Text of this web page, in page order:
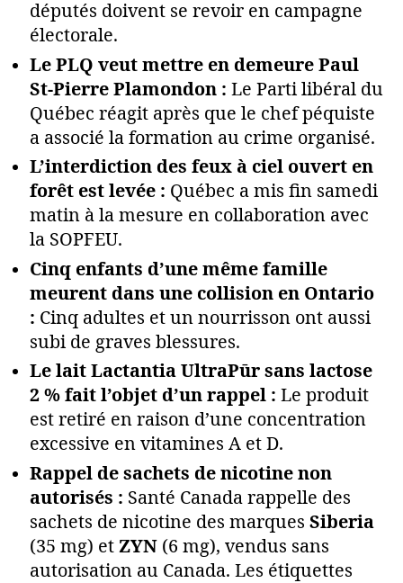
députés doivent se revoir en campagne
électorale.
Le PLQ veut mettre en demeure Paul
St-Pierre Plamondon : Le Parti libéral du
Québec réagit après que le chef péquiste
a associé la formation au crime organisé.
L’interdiction des feux à ciel ouvert en
forêt est levée : Québec a mis fin samedi
matin à la mesure en collaboration avec
la SOPFEU.
Cinq enfants d’une même famille
meurent dans une collision en Ontario
: Cinq adultes et un nourrisson ont aussi
subi de graves blessures.
Le lait Lactantia UltraPūr sans lactose
2 % fait l’objet d’un rappel : Le produit
est retiré en raison d’une concentration
excessive en vitamines A et D.
Rappel de sachets de nicotine non
autorisés : Santé Canada rappelle des
sachets de nicotine des marques Siberia
(35 mg) et ZYN (6 mg), vendus sans
autorisation au Canada. Les étiquettes